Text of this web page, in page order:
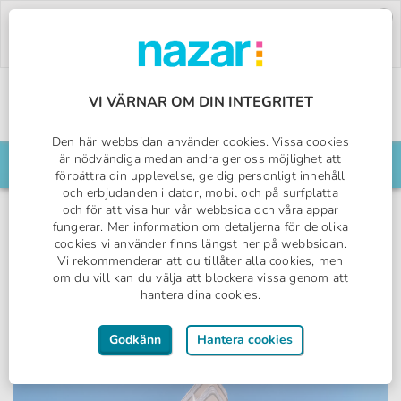
Använd koden:PW26. Boka nu »
Nazar logotyp
Sök din resa här
Alanya, Turkiet
Kleopatra Icaria Apart
VI VÄRNAR OM DIN INTEGRITET
Den här webbsidan använder cookies. Vissa cookies
är nödvändiga medan andra ger oss möjlighet att
förbättra din upplevelse, ge dig personligt innehåll
och erbjudanden i dator, mobil och på surfplatta
och för att visa hur vår webbsida och våra appar
fungerar. Mer information om detaljerna för de olika
cookies vi använder finns längst ner på webbsidan.
Vi rekommenderar att du tillåter alla cookies, men
om du vill kan du välja att blockera vissa genom att
hantera dina cookies.
Godkänn Hantera cookies